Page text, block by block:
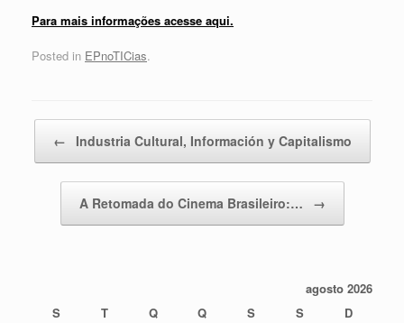
Para mais informações acesse aqui.
Posted in EPnoTICias.
← Industria Cultural, Información y Capitalismo
A Retomada do Cinema Brasileiro:… →
agosto 2026
S
T Q Q S S D